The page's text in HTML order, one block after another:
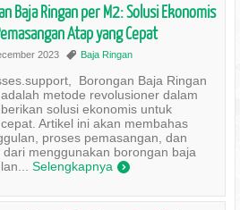
Baja Ringan per M2: Solusi Ekonomis
Atap yang Cepat
2023 , Baja Ringan
Borongan Baja Ringan
metode revolusioner dalam
solusi ekonomis untuk
Artikel ini akan membahas
proses pemasangan, dan
menggunakan borongan baja
Selengkapnya )